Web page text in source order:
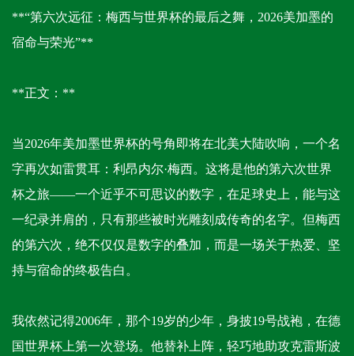
**“第六次远征：梅西与世界杯的最后之舞，2026美加墨的
宿命与荣光”**
**正文：**
当2026年美加墨世界杯的号角即将在北美大陆吹响，一个名
字再次如雷贯耳：利昂内尔·梅西。这将是他的第六次世界
杯之旅——一个近乎不可思议的数字，在足球史上，能与这
一纪录并肩的，只有那些被时光雕刻成传奇的名字。但梅西
的第六次，绝不仅仅是数字的叠加，而是一场关于热爱、坚
持与宿命的终极告白。
我依然记得2006年，那个19岁的少年，身披19号战袍，在德
国世界杯上第一次登场。他替补上阵，轻巧地助攻克雷斯波